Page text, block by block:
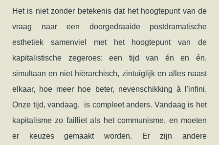
Het is niet zonder betekenis dat het hoogtepunt van de
vraag naar een doorgedraaide postdramatische
esthetiek samenviel met het hoogtepunt van de
kapitalistische zegeroes: een tijd van én en én,
simultaan en niet hiërarchisch, zintuiglijk en alles naast
elkaar, hoe meer hoe beter, nevenschikking à l'infini.
Onze tijd, vandaag, is compleet anders. Vandaag is het
kapitalisme zo failliet als het communisme, en moeten
er keuzes gemaakt worden. Er zijn andere